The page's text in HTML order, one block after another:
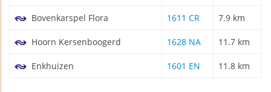
Bovenkarspel Flora 1611 CR 7.9 km
Hoorn Kersenboogerd 1628 NA 11.7 km
Enkhuizen 1601 EN 11.8 km